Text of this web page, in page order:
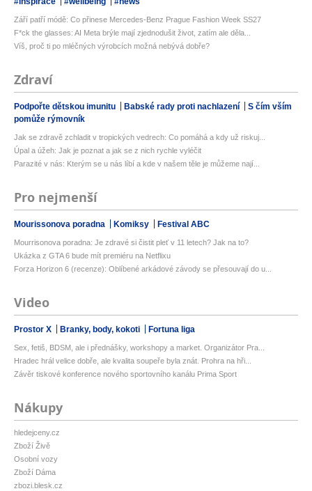
Září patří módě: Co přinese Mercedes-Benz Prague Fashion Week SS27
F*ck the glasses: AI Meta brýle mají zjednodušit život, zatím ale děla...
Víš, proč ti po mléčných výrobcích možná nebývá dobře?
Zdraví
Podpořte dětskou imunitu Babské rady proti nachlazení
S čím vším
pomůže rýmovník
Jak se zdravě zchladit v tropických vedrech: Co pomáhá a kdy už riskuj...
Úpal a úžeh: Jak je poznat a jak se z nich rychle vyléčit
Parazité v nás: Kterým se u nás líbí a kde v našem těle je můžeme nají...
Pro nejmenší
Mourissonova poradna Komiksy Festival ABC
Mourrisonova poradna: Je zdravé si čistit pleť v 11 letech? Jak na to?
Ukázka z GTA 6 bude mít premiéru na Netflixu
Forza Horizon 6 (recenze): Oblíbené arkádové závody se přesouvají do u...
Video
Prostor X Branky, body, kokoti Fortuna liga
Sex, fetiš, BDSM, ale i přednášky, workshopy a market. Organizátor Pra...
Hradec hrál velice dobře, ale kvalita soupeře byla znát. Prohra na hři...
Závěr tiskové konference nového sportovního kanálu Prima Sport
Nákupy
hledejceny.cz
Zboží Živě
Osobní vozy
Zboží Dáma
zbozi.blesk.cz